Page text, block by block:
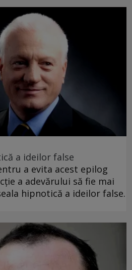
a ideilor false
a evita acest epilog
a adevărului să fie mai
hipnotică a ideilor false.